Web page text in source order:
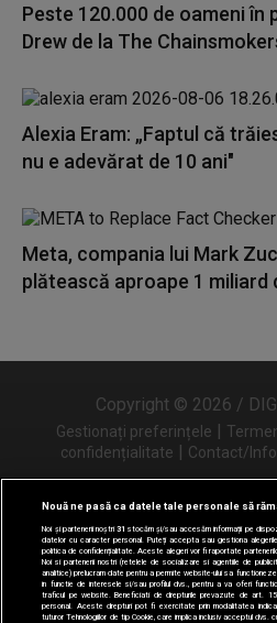
Peste 120.000 de oameni în
Drew de la The
Alexia Eram: „Faptul că
nu e adevărat de 10 ani"
Meta, compania lui Mark
plătească aproape 1 miliard
Copyright © 2026 /
Gestionați preferințele |
confidențialitate | Contact/Info
Urmărește-
Nouă ne pasă ca datele tale personale să
Noi și partenerii noștri31 stocăm și/sau accesăm informații pe
datelor cu caracter personal. Puteți accepta sau gestiona
politica de confidențialitate. Aceste alegeri vor fi raportate
Noi si partenerii nostri (retelele de socializare si agentiile de
analitice) prelucram date pentru a permite website-ului sa
in functie de interesele si/sau profilul dvs., pentru a va oferi
traficul pe website. Beneficiati de drepturile prevazute de art.
personal. Aceste drepturi pot fi exercitate prin modalitatea
tuturor Tehnologiilor de tip Cookie, care implica inclusiv acceptul